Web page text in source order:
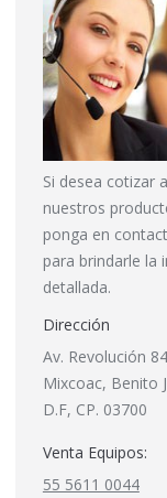
Si desea cotizar
nuestros
ponga en
para brindarle la
detallada.
Dirección
Av. Revolución
Mixcoac, Benito
D.F, CP. 03700
Venta Equipos:
55 5611 0044